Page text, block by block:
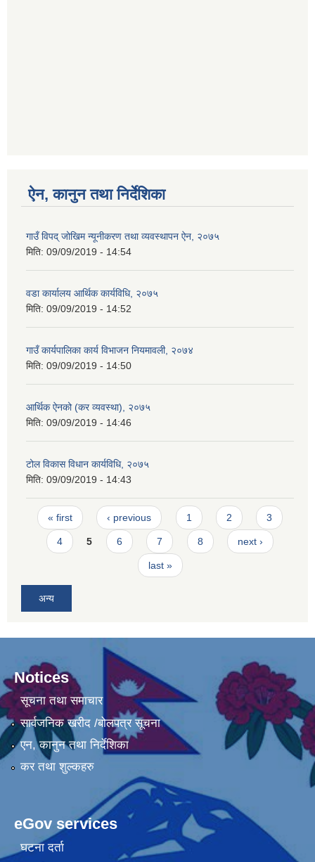
ऐन, कानुन तथा निर्देशिका
गाउँ विपद् जोखिम न्यूनीकरण तथा व्यवस्थापन ऐन, २०७५
मिति: 09/09/2019 - 14:54
वडा कार्यालय आर्थिक कार्यविधि, २०७५
मिति: 09/09/2019 - 14:52
गाउँ कार्यपालिका कार्य विभाजन नियमावली, २०७४
मिति: 09/09/2019 - 14:50
आर्थिक ऐनको (कर व्यवस्था), २०७५
मिति: 09/09/2019 - 14:46
टोल विकास विधान कार्यविधि, २०७५
मिति: 09/09/2019 - 14:43
Pages
« first ‹ previous 1 2 3
4 5 6 7 8 next ›
last »
अन्य
Notices
सूचना तथा समाचार
सार्वजनिक खरीद /बोलपत्र सूचना
एन, कानुन तथा निर्देशिका
कर तथा शुल्कहरु
eGov services
घटना दर्ता